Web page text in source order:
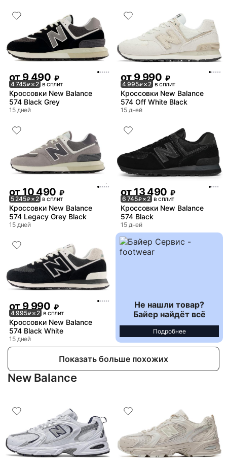
от9 490 ₽
4 745₽× 2 в сплит
Кроссовки New Balance
574 Black Grey
15 дней
от9 990 ₽
4 995₽× 2 в сплит
Кроссовки New Balance
574 Off White Black
15 дней
от 10 490 ₽
5 245₽× 2 в сплит
Кроссовки New Balance
574 Legacy Grey Black
15 дней
от 13 490 ₽
6 745₽× 2 в сплит
Кроссовки New Balance
574 Black
15 дней
от9 990 ₽
4 995₽× 2 в сплит
Кроссовки New Balance
574 Black White
15 дней
Не нашли товар?
Байер найдёт всё
Подробнее
Показать больше похожих
New Balance